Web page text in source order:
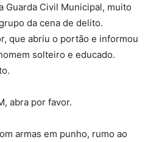
Guarda Civil Municipal, muito
da cena de delito.
que abriu o portão e informou
solteiro e educado.
abra por favor.
armas em punho, rumo ao